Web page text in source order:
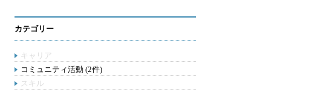
カテゴリー
キャリア
コミュニティ活動 (2件)
スキル